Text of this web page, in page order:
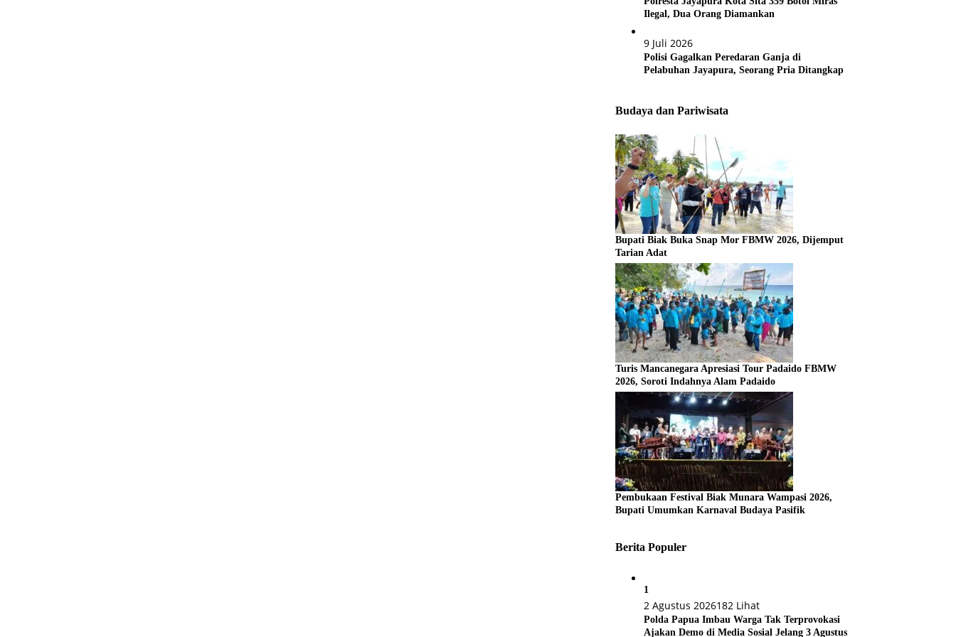
Ilegal, Dua Orang Diamankan
9 Juli 2026
Polisi Gagalkan Peredaran Ganja di
Pelabuhan Jayapura, Seorang Pria Ditangkap
Budaya dan Pariwisata
Bupati Biak Buka Snap Mor FBMW 2026, Dijemput
Tarian Adat
Turis Mancanegara Apresiasi Tour Padaido FBMW
2026, Soroti Indahnya Alam Padaido
Pembukaan Festival Biak Munara Wampasi 2026,
Bupati Umumkan Karnaval Budaya Pasifik
Berita Populer
1
2 Agustus 2026182 Lihat
Polda Papua Imbau Warga Tak Terprovokasi
Ajakan Demo di Media Sosial Jelang 3 Agustus